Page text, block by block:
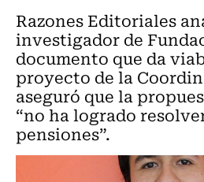
Razones Editoriales
investigador de
documento que da
proyecto de la
aseguró que la
“no ha logrado
pensiones”.